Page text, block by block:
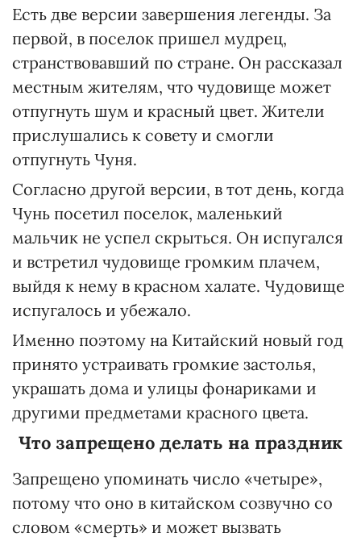
Есть две версии завершения легенды. За
первой, в поселок пришел мудрец,
странствовавший по стране. Он рассказал
местным жителям, что чудовище может
отпугнуть шум и красный цвет. Жители
прислушались к совету и смогли
отпугнуть Чуня.
Согласно другой версии, в тот день, когда
Чунь посетил поселок, маленький
мальчик не успел скрыться. Он испугался
и встретил чудовище громким плачем,
выйдя к нему в красном халате. Чудовище
испугалось и убежало.
Именно поэтому на Китайский новый год
принято устраивать громкие застолья,
украшать дома и улицы фонариками и
другими предметами красного цвета.
Что запрещено делать на праздник
Запрещено упоминать число «четыре»,
потому что оно в китайском созвучно со
словом «смерть» и может вызвать